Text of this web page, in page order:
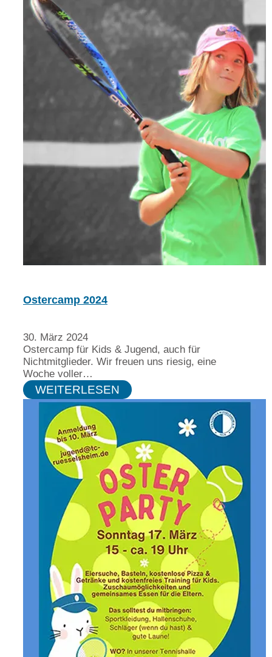
Ostercamp 2024
30. März 2024
Ostercamp für Kids & Jugend, auch für
Nichtmitglieder. Wir freuen uns riesig, eine
Woche voller…
WEITERLESEN